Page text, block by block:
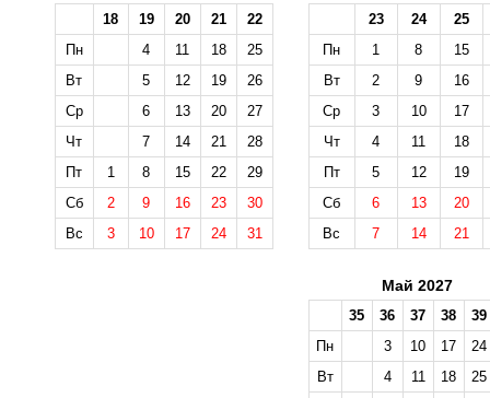
18 19 20 21
22
Пн
4 11 18
25
Вт
5 12 19
26
Ср
6 13 20
27
Чт
7 14 21
28
Пт
1 8 15 22
29
Сб
2 9 16 23
30
Вс
3 10 17 24 31
23 24
25
Пн
1 8
15
Вт
2 9
16
Ср
3 10
17
Чт
4 11
18
Пт
5 12
19
Сб
6 13
20
Вс
7 14 21
Май 2027
35 36 37 38
39
Пн
3 10 17
24
Вт
4 11 18
25